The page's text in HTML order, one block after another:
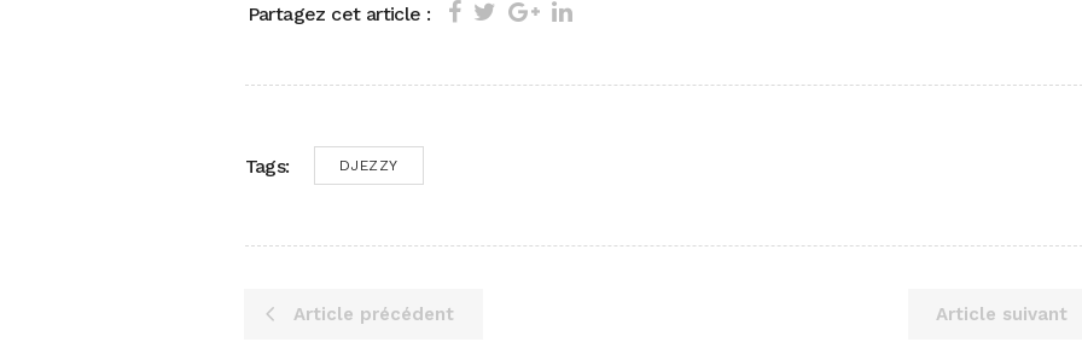
Partagez cet article :
Tags: DJEZZY
Article précédent Article suivant